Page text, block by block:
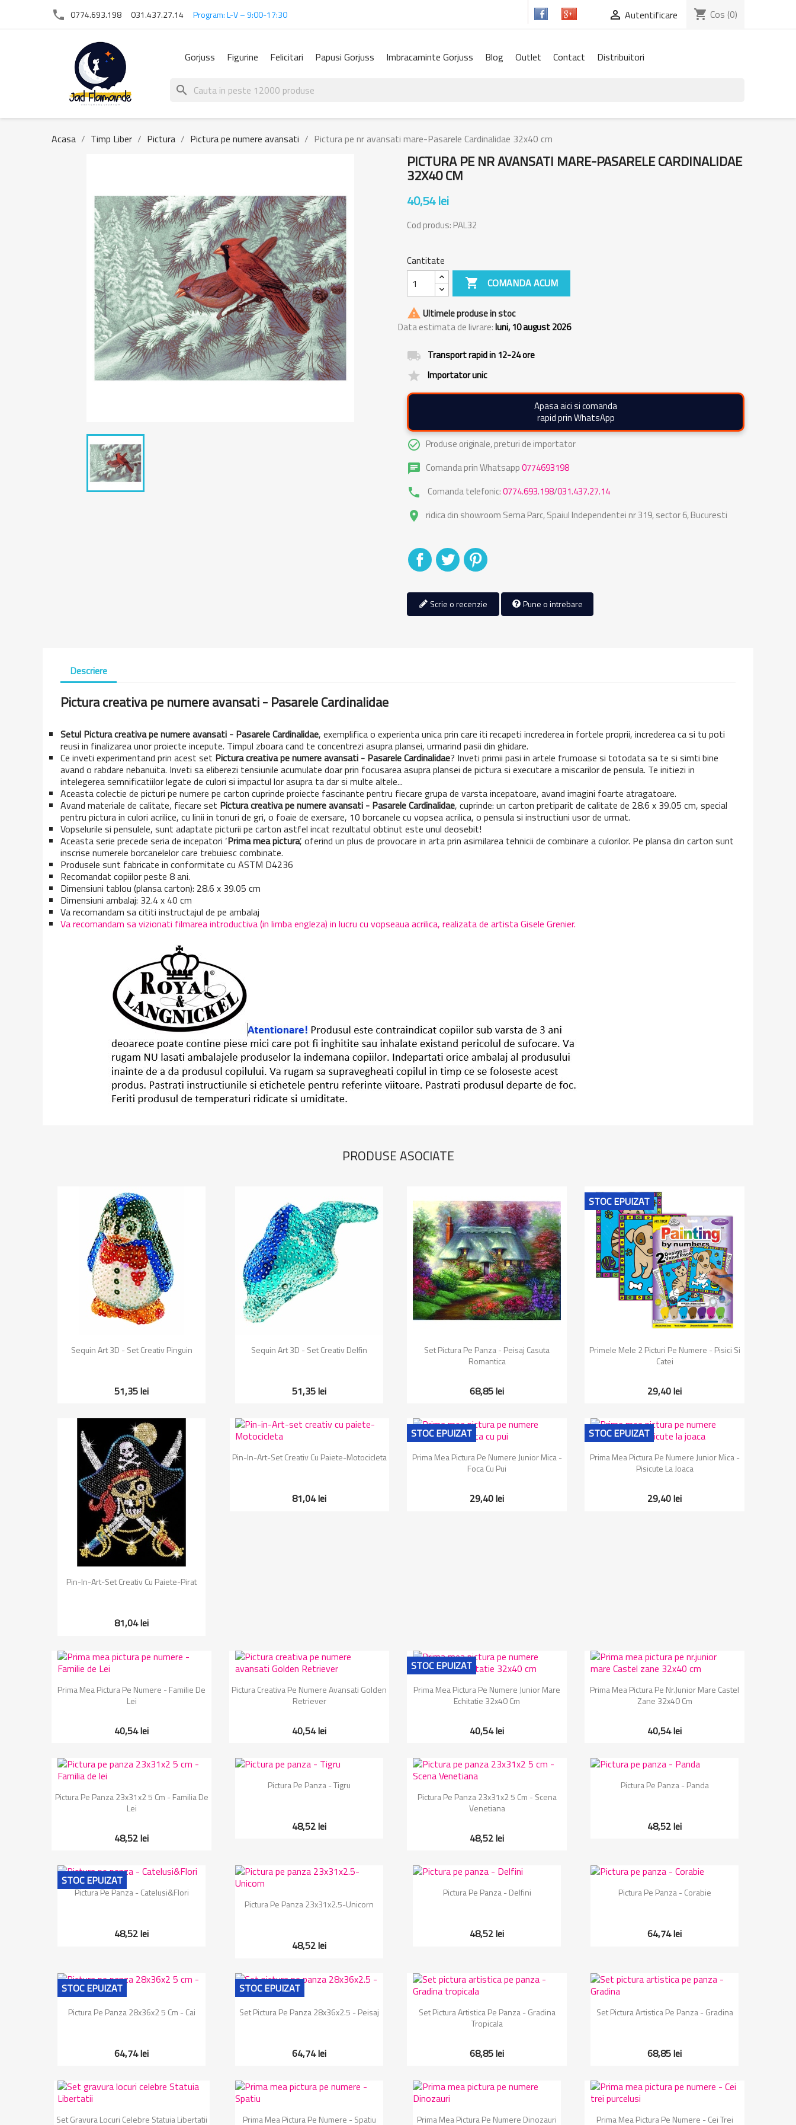
phone 0774.693.198 031.437.27.14 Program: L-V – 9:00-17:30  Autentificare shopping_cart Cos (0)
Gorjuss Figurine Felicitari Papusi Gorjuss Imbracaminte Gorjuss Blog Outlet Contact Distribuitori
search
Acasa Timp Liber Pictura Pictura pe numere avansati Pictura pe nr avansati mare-Pasarele Cardinalidae 32x40 cm
PICTURA PE NR AVANSATI MARE-PASARELE CARDINALIDAE
32X40 CM
40,54 lei
Cod produs: PAL32
Cantitate
 COMANDA ACUM
 Ultimele produse in stoc
Data estimata de livrare:luni, 10 august 2026
local_shipping Transport rapid in 12-24 ore
grade Importator unic
Apasa aici si comanda
rapid prin WhatsApp
check_circle_outline Produse originale, preturi de importator
chat Comanda prin Whatsapp0774693198
phone Comanda telefonic:0774.693.198/031.437.27.14
place ridica din showroom Sema Parc, Spaiul Independentei nr 319, sector 6, Bucuresti
DistribuitiTweet
Scrie o recenzie Pune o intrebare
Descriere
Pictura creativa pe numere avansati - Pasarele Cardinalidae
Setul Pictura creativa pe numere avansati - Pasarele Cardinalidae, exemplifica o experienta unica prin care iti recapeti increderea in fortele proprii, increderea ca si tu poti
reusi in finalizarea unor proiecte incepute. Timpul zboara cand te concentrezi asupra plansei, urmarind pasii din ghidare.
Ce inveti experimentand prin acest set Pictura creativa pe numere avansati - Pasarele Cardinalidae? Inveti primii pasi in artele frumoase si totodata sa te si simti bine
avand o rabdare nebanuita. Inveti sa eliberezi tensiunile acumulate doar prin focusarea asupra plansei de pictura si executare a miscarilor de pensula. Te initiezi in
intelegerea semnificatiilor legate de culori si impactul lor asupra ta dar si multe altele...
Aceasta colectie de picturi pe numere pe carton cuprinde proiecte fascinante pentru fiecare grupa de varsta incepatoare, avand imagini foarte atragatoare.
Avand materiale de calitate, fiecare set Pictura creativa pe numere avansati - Pasarele Cardinalidae, cuprinde: un carton pretiparit de calitate de 28.6 x 39.05 cm, special
pentru pictura in culori acrilice, cu linii in tonuri de gri, o foaie de exersare, 10 borcanele cu vopsea acrilica, o pensula si instructiuni usor de urmat.
Vopselurile si pensulele, sunt adaptate picturii pe carton astfel incat rezultatul obtinut este unul deosebit!
Aceasta serie precede seria de incepatori ‘Prima mea pictura’, oferind un plus de provocare in arta prin asimilarea tehnicii de combinare a culorilor. Pe plansa din carton sunt
inscrise numerele borcanelelor care trebuiesc combinate.
Produsele sunt fabricate in conformitate cu ASTM D4236
Recomandat copiilor peste 8 ani.
Dimensiuni tablou (plansa carton): 28.6 x 39.05 cm
Dimensiuni ambalaj: 32.4 x 40 cm
Va recomandam sa cititi instructajul de pe ambalaj
Va recomandam sa vizionati filmarea introductiva (in limba engleza) in lucru cu vopseaua acrilica, realizata de artista Gisele Grenier.
PRODUSE ASOCIATE
Vizualizare rapida
Sequin Art 3D - Set Creativ Pinguin
51,35 lei
Vizualizare rapida
Sequin Art 3D - Set Creativ Delfin
51,35 lei
Vizualizare rapida
Set Pictura Pe Panza - Peisaj Casuta
Romantica
68,85 lei
 Vizualizare rapida
Primele Mele 2 Picturi Pe Numere - Pisici Si
Catei
29,40 lei
STOC EPUIZAT
Vizualizare rapida
Pin-In-Art-Set Creativ Cu Paiete-Pirat
81,04 lei
Vizualizare rapida
Pin-In-Art-Set Creativ Cu Paiete-Motocicleta
81,04 lei
Vizualizare rapida
Prima Mea Pictura Pe Numere Junior Mica -
Foca Cu Pui
29,40 lei
STOC EPUIZAT
Vizualizare rapida
Prima Mea Pictura Pe Numere Junior Mica -
Pisicute La Joaca
29,40 lei
STOC EPUIZAT
Vizualizare rapida
Prima Mea Pictura Pe Numere - Familie De
Lei
40,54 lei
Vizualizare rapida
Pictura Creativa Pe Numere Avansati Golden
Retriever
40,54 lei
Vizualizare rapida
Prima Mea Pictura Pe Numere Junior Mare
Echitatie 32x40 Cm
40,54 lei
STOC EPUIZAT
Vizualizare rapida
Prima Mea Pictura Pe Nr.junior Mare Castel
Zane 32x40 Cm
40,54 lei
Vizualizare rapida
Pictura Pe Panza 23x31x2 5 Cm - Familia De
Lei
48,52 lei
Vizualizare rapida
Pictura Pe Panza - Tigru
48,52 lei
Vizualizare rapida
Pictura Pe Panza 23x31x2 5 Cm - Scena
Venetiana
48,52 lei
Vizualizare rapida
Pictura Pe Panza - Panda
48,52 lei
Vizualizare rapida
Pictura Pe Panza - Catelusi&Flori
48,52 lei
STOC EPUIZAT
 Vizualizare rapida
Pictura Pe Panza 23x31x2.5-Unicorn
48,52 lei
Vizualizare rapida
Pictura Pe Panza - Delfini
48,52 lei
Vizualizare rapida
Pictura Pe Panza - Corabie
64,74 lei
 Vizualizare rapida
Pictura Pe Panza 28x36x2 5 Cm - Cai
64,74 lei
STOC EPUIZAT
Vizualizare rapida
Set Pictura Pe Panza 28x36x2.5 - Peisaj
64,74 lei
STOC EPUIZAT
Vizualizare rapida
Set Pictura Artistica Pe Panza - Gradina
Tropicala
68,85 lei
Vizualizare rapida
Set Pictura Artistica Pe Panza - Gradina
68,85 lei
 Vizualizare rapida
Set Gravura Locuri Celebre Statuia Libertatii  Vizualizare rapida
Prima Mea Pictura Pe Numere - Spatiu Vizualizare rapida
Prima Mea Pictura Pe Numere Dinozauri Vizualizare rapida
Prima Mea Pictura Pe Numere - Cei Trei